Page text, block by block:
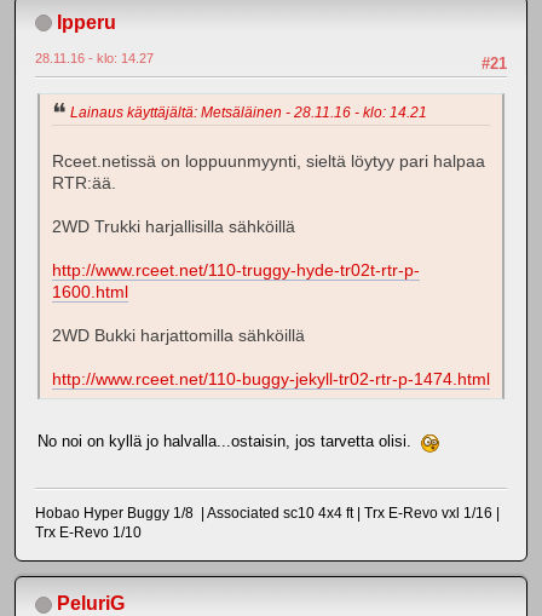
Ipperu
#21
28.11.16 - klo: 14.27
Lainaus käyttäjältä: Metsäläinen - 28.11.16 - klo: 14.21
Rceet.netissä on loppuunmyynti, sieltä löytyy pari halpaa
RTR:ää.
2WD Trukki harjallisilla sähköillä
http://www.rceet.net/110-truggy-hyde-tr02t-rtr-p-
1600.html
2WD Bukki harjattomilla sähköillä
http://www.rceet.net/110-buggy-jekyll-tr02-rtr-p-1474.html
No noi on kyllä jo halvalla...ostaisin, jos tarvetta olisi.
Hobao Hyper Buggy 1/8 | Associated sc10 4x4 ft | Trx E-Revo vxl 1/16 |
Trx E-Revo 1/10
PeluriG